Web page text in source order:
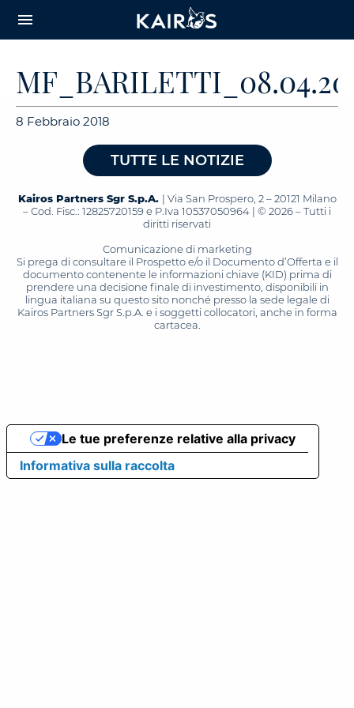
CONTENT
menu
8 Febbraio 2018
TUTTE LE NOTIZIE
Kairos Partners Sgr S.p.A. | Via San Prospero, 2 – 20121 Milano
– Cod. Fisc.: 12825720159 e P.Iva 10537050964 | © 2026 – Tutti i
diritti riservati
Comunicazione di marketing
Si prega di consultare il Prospetto e/o il Documento d’Offerta e il
documento contenente le informazioni chiave (KID) prima di
prendere una decisione finale di investimento, disponibili in
lingua italiana su questo sito nonché presso la sede legale di
Kairos Partners Sgr S.p.A. e i soggetti collocatori, anche in forma
cartacea.
Informativa sulla raccolta
Le tue preferenze relative alla privacy